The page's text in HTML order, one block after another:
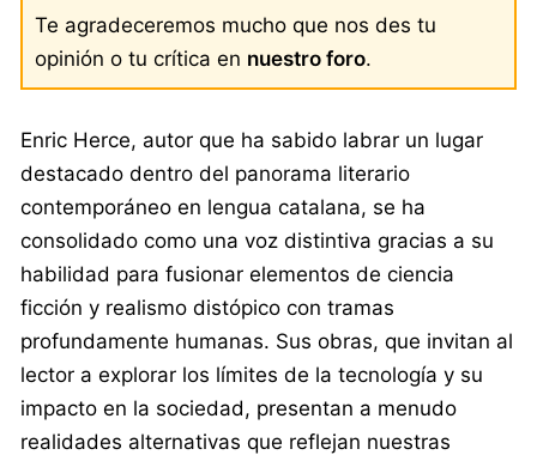
Te agradeceremos mucho que nos des tu
opinión o tu crítica en nuestro foro.
Enric Herce, autor que ha sabido labrar un lugar
destacado dentro del panorama literario
contemporáneo en lengua catalana, se ha
consolidado como una voz distintiva gracias a su
habilidad para fusionar elementos de ciencia
ficción y realismo distópico con tramas
profundamente humanas. Sus obras, que invitan al
lector a explorar los límites de la tecnología y su
impacto en la sociedad, presentan a menudo
realidades alternativas que reflejan nuestras